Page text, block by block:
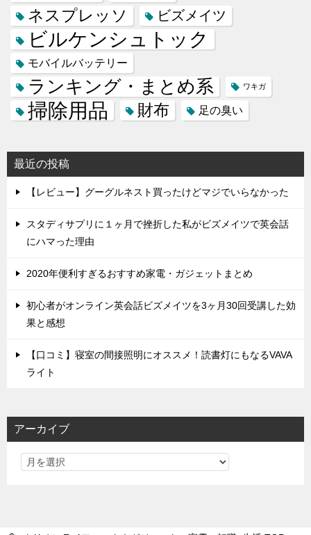
ネスプレッソ ビズメイツ
ビルケンシュトック
モバイルバッテリー
ランキング・まとめ系 ワキガ
掃除用品 財布 足の臭い
最近の投稿
【レビュー】グーグルネスト買ったけどマジでいらなかった
スタディサプリに１ヶ月で挫折した私がビズメイツで英会話
にハマった理由
2020年便利すぎるおすすめ家電・ガジェットまとめ
初心者がオンライン英会話ビズメイツを3ヶ月30回受講した効
果と感想
【口コミ】寝室の間接照明にオススメ！読書灯にもなるVAVA
ライト
アーカイブ